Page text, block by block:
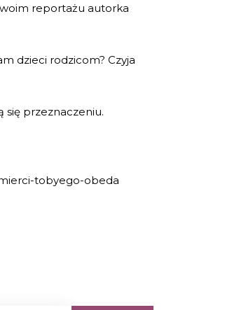
reportażu autorka
dzieci rodzicom? Czyja
się przeznaczeniu.
tobyego-obeda